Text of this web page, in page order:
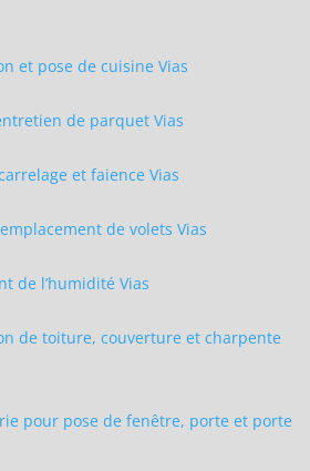
et pose de cuisine Vias
de parquet Vias
et faience Vias
de volets Vias
de l’humidité Vias
de toiture, couverture et charpente
pour pose de fenêtre, porte et porte